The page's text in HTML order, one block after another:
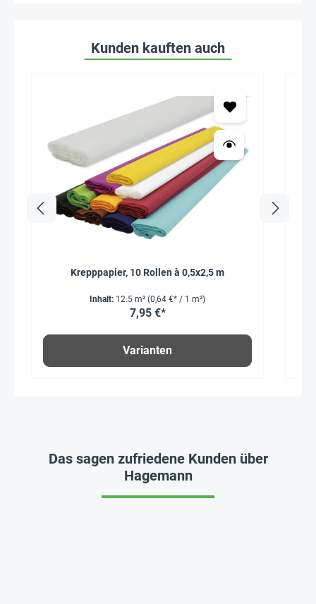
Kunden kauften auch
Krepppapier, 10 Rollen à 0,5x2,5 m
Inhalt: 12.5 m² (0,64 €* / 1 m²)
7,95 €*
Varianten
Das sagen zufriedene Kunden über
Hagemann